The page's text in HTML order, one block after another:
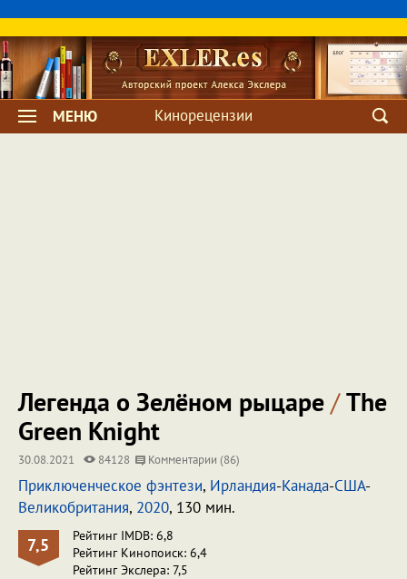
МЕНЮ Кинорецензии
Легенда о Зелёном рыцаре/The
Green Knight
30.08.2021 84128 Комментарии (86)
Приключенческое фэнтези, Ирландия-Канада-США-
Великобритания, 2020, 130 мин.
7,5
Рейтинг IMDB: 6,8
Рейтинг Кинопоиск: 6,4
Рейтинг Экслера: 7,5